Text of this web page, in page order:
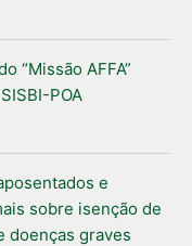
“Missão AFFA”
POA
e
sobre isenção de
doenças graves